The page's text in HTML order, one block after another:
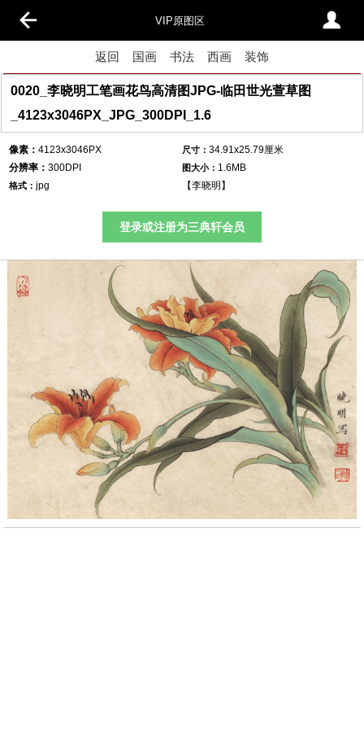
VIP原图区
返回 国画 书法 西画 装饰
0020_李晓明工笔画花鸟高清图JPG-临田世光萱草图
_4123x3046PX_JPG_300DPI_1.6
像素：4123x3046PX 尺寸： 34.91x25.79厘米
分辨率：300DPI 图大小： 1.6MB
格式：jpg 【李晓明 】
登录或注册为三典轩会员